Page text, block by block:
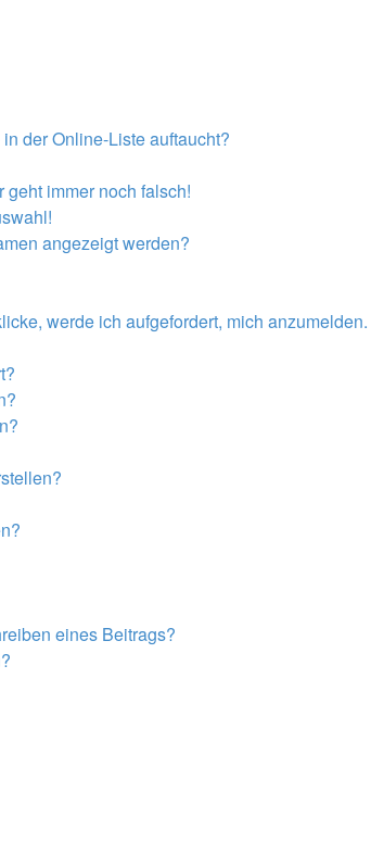
der Online-Liste auftaucht?
immer noch falsch!
angezeigt werden?
werde ich aufgefordert, mich anzumelden.
eines Beitrags?